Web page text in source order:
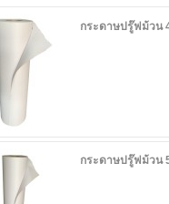
กระดาษปรู๊ฟม้วน
กระดาษปรู๊ฟม้วน